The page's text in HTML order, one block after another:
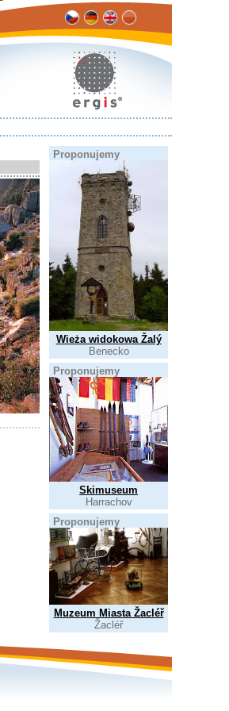
Proponujemy
Wieża widokowa Žalý
Benecko
Proponujemy
Skimuseum
Harrachov
Proponujemy
Muzeum Miasta Žacléř
Žacléř